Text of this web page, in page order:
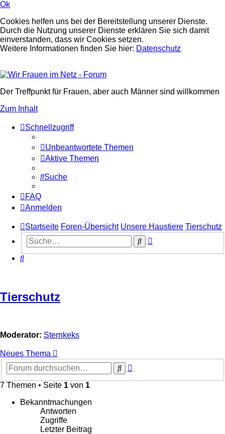
Ok
Cookies helfen uns bei der Bereitstellung unserer Dienste.
Durch die Nutzung unserer Dienste erklären Sie sich damit
einverstanden, dass wir Cookies setzen.
Weitere Informationen finden Sie hier: Datenschutz
Der Treffpunkt für Frauen, aber auch Männer sind willkommen
Zum Inhalt
Schnellzugriff
Unbeantwortete Themen
Aktive Themen
Suche
FAQ
Anmelden
Startseite Foren-Übersicht Unsere Haustiere Tierschutz
Suche
Suche
Tierschutz
Moderator: Sternkeks
Neues Thema
Suche
7 Themen • Seite 1 von 1
Bekanntmachungen
Antworten
Zugriffe
Letzter Beitrag